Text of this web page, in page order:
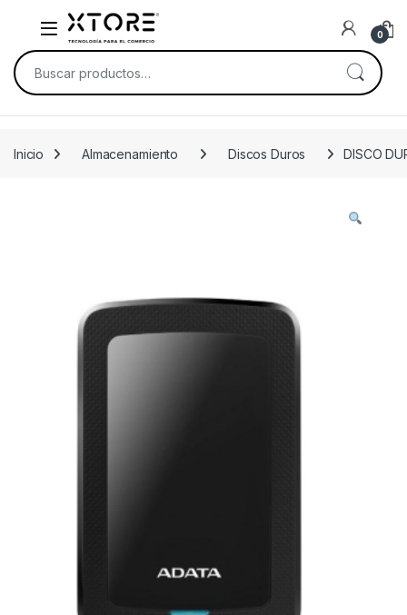
Skip to navigation
Skip to content
0
Buscar por:
Inicio Almacenamiento Discos Duros DISCO